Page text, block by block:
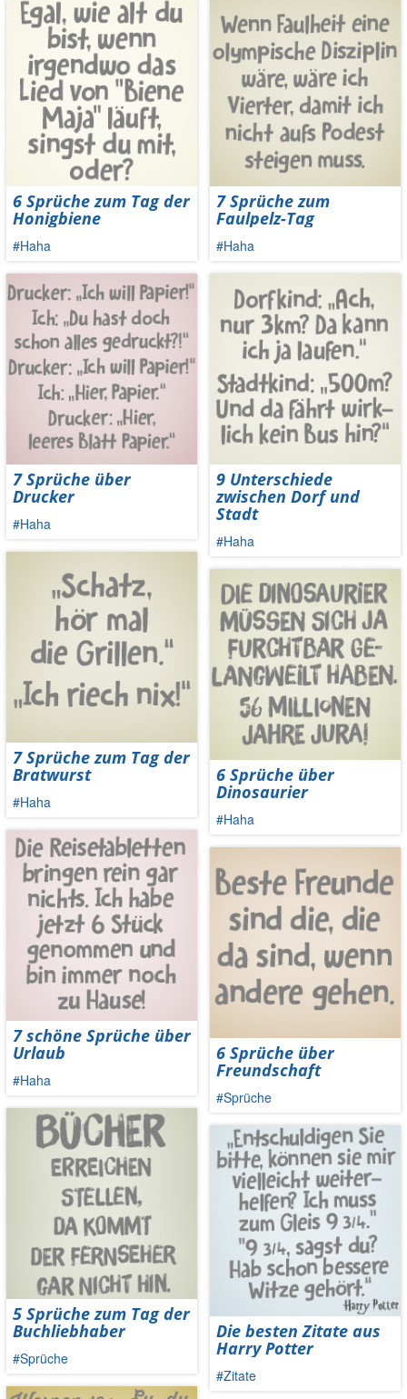
6 Sprüche zum Tag der
Honigbiene
#Haha
7 Sprüche über
Drucker
#Haha
7 Sprüche zum Tag der
Bratwurst
#Haha
7 schöne Sprüche über
Urlaub
#Haha
5 Sprüche zum Tag der
Buchliebhaber
#Sprüche
7 Sprüche zum
Faulpelz-Tag
#Haha
9 Unterschiede
zwischen Dorf und
Stadt
#Haha
6 Sprüche über
Dinosaurier
#Haha
6 Sprüche über
Freundschaft
#Sprüche
Die besten Zitate aus
Harry Potter
#Zitate